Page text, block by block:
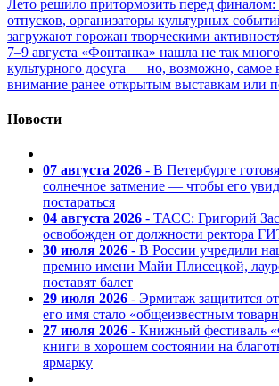
Лето решило притормозить перед финалом:
отпусков, организаторы культурных
загружают горожан творческими
7–9 августа «Фонтанка» нашла не так
культурного досуга — но, возможно, самое
внимание ранее открытым выставкам или
Новости
07 августа 2026 - В Петербурге
солнечное затмение — чтобы его
постараться
04 августа 2026 - ТАСС: Григорий
освобожден от должности ректора
30 июля 2026 - В России учредили
премию имени Майи Плисецкой,
поставят балет
29 июля 2026 - Эрмитаж защитится
его имя стало «общеизвестным
27 июля 2026 - Книжный фестиваль
книги в хорошем состоянии на
ярмарку